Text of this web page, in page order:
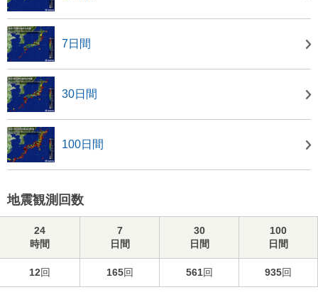
7日間
30日間
100日間
地震観測回数
24
時間
7
日間
30
日間
100
日間
12回 165回 561回 935回